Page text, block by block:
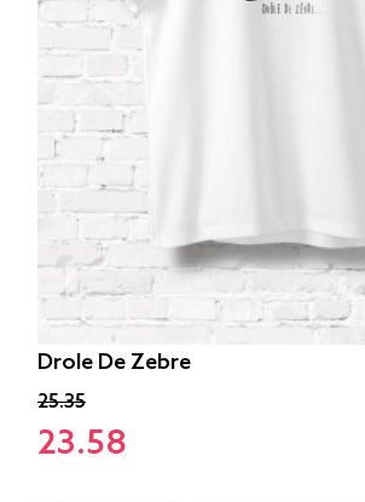
Drole De Zebre
25.35
23.58